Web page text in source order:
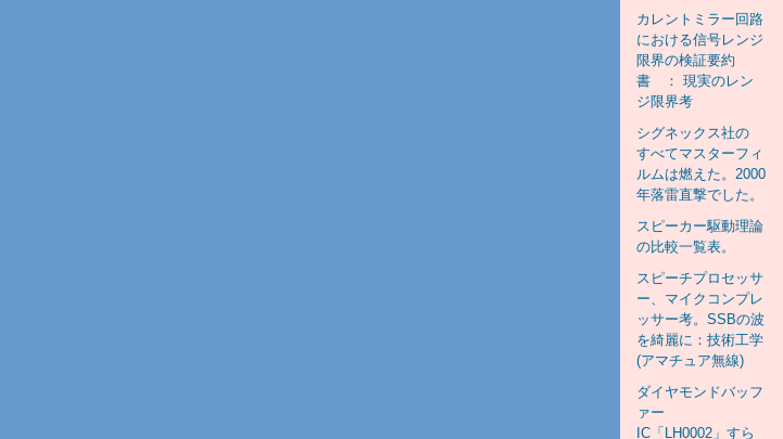
カレントミラー回路
における信号レンジ
限界の検証要約
書 ： 現実のレン
ジ限界考
シグネックス社の
すべてマスターフィ
ルムは燃えた。2000
年落雷直撃でした。
スピーカー駆動理論
の比較一覧表。
スピーチプロセッサ
ー、マイクコンプレ
ッサー考。SSBの波
を綺麗に：技術工学
(アマチュア無線)
ダイヤモンドバッフ
ァー
IC「LH0002」すら